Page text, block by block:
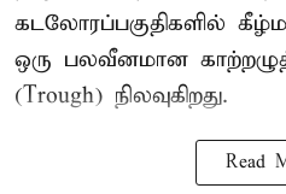
கடலோரப்பகுதிகளில்
ஒரு பலவீனமான
(Trough) நிலவுகிறது.
Read